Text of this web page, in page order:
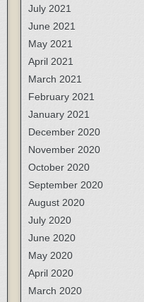
July 2021
June 2021
May 2021
April 2021
March 2021
February 2021
January 2021
December 2020
November 2020
October 2020
September 2020
August 2020
July 2020
June 2020
May 2020
April 2020
March 2020